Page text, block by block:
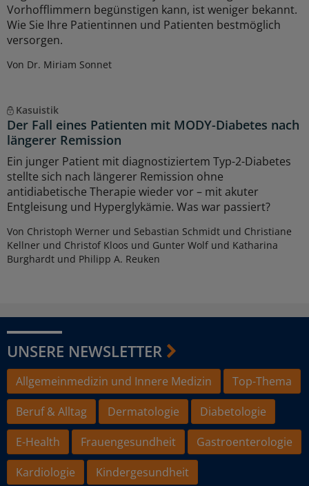
Vorhofflimmern begünstigen kann, ist weniger bekannt.
Wie Sie Ihre Patientinnen und Patienten bestmöglich
versorgen.
Von Dr. Miriam Sonnet
Kasuistik
Der Fall eines Patienten mit MODY-Diabetes nach
längerer Remission
Ein junger Patient mit diagnostiziertem Typ-2-Diabetes
stellte sich nach längerer Remission ohne
antidiabetische Therapie wieder vor – mit akuter
Entgleisung und Hyperglykämie. Was war passiert?
Von Christoph Werner und Sebastian Schmidt und Christiane
Kellner und Christof Kloos und Gunter Wolf und Katharina
Burghardt und Philipp A. Reuken
UNSERE NEWSLETTER
Allgemeinmedizin und Innere Medizin
Top-Thema
Beruf & Alltag
Dermatologie
Diabetologie
E-Health
Frauengesundheit
Gastroenterologie
Kardiologie
Kindergesundheit